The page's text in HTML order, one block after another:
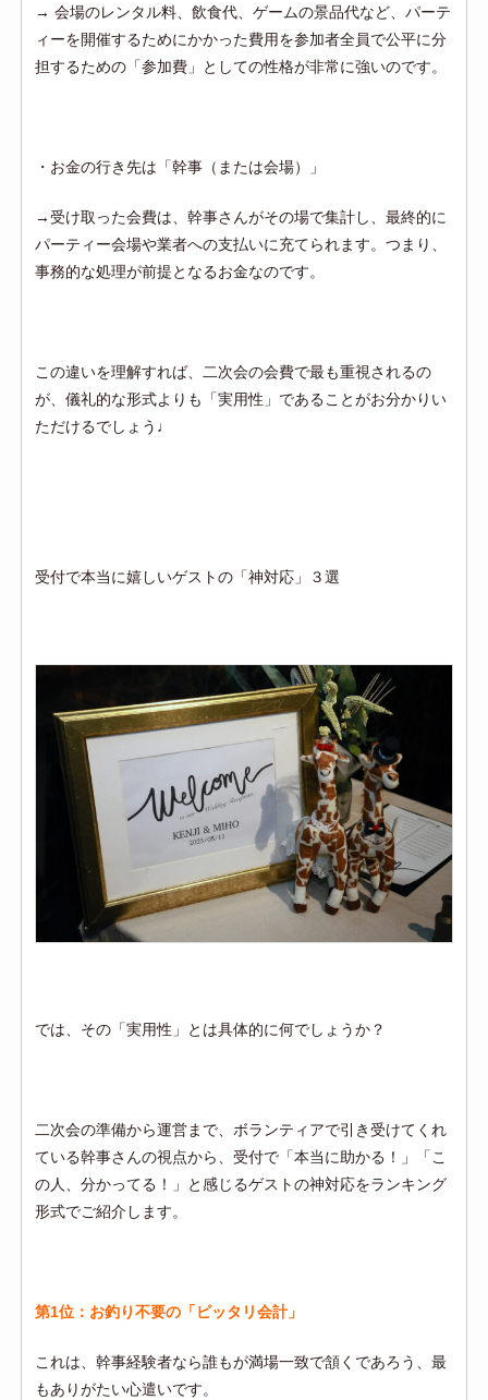
→ 会場のレンタル料、飲食代、ゲームの景品代など、パーテ
ィーを開催するためにかかった費用を参加者全員で公平に分
担するための「参加費」としての性格が非常に強いのです。
・ お金の行き先は「幹事（または会場）」
→受け取った会費は、幹事さんがその場で集計し、最終的に
パーティー会場や業者への支払いに充てられます。つまり、
事務的な処理が前提となるお金なのです。
この違いを理解すれば、二次会の会費で最も重視されるの
が、儀礼的な形式よりも「実用性」であることがお分かりい
ただけるでしょう♩
受付で本当に嬉しいゲストの「神対応」３選
では、その「実用性」とは具体的に何でしょうか？
二次会の準備から運営まで、ボランティアで引き受けてくれ
ている幹事さんの視点から、受付で「本当に助かる！」「こ
の人、分かってる！」と感じるゲストの神対応をランキング
形式でご紹介します。
第1位：お釣り不要の「ピッタリ会計」
これは、幹事経験者なら誰もが満場一致で頷くであろう、最
もありがたい心遣いです。